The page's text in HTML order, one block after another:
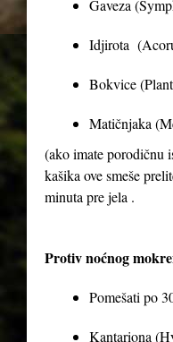
Gaveza
Idjirota
Bokvice
Matičnjaka
(ako imate porodičnu
kašika ove smeše
minuta pre jela .
Protiv noćnog
Pomešati po
Kantariona